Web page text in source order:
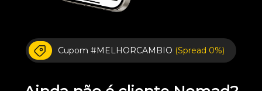
Cupom #MELHORCAMBIO (Spread 0%)